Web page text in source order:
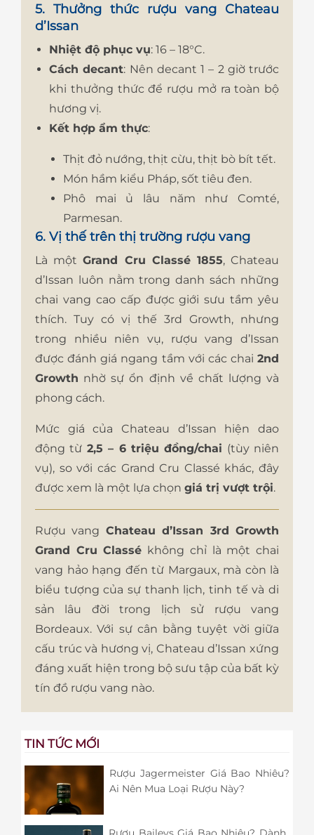
5. Thưởng thức rượu vang Chateau
d’Issan
Nhiệt độ phục vụ: 16 – 18°C.
Cách decant: Nên decant 1 – 2 giờ trước
khi thưởng thức để rượu mở ra toàn bộ
hương vị.
Kết hợp ẩm thực:
Thịt đỏ nướng, thịt cừu, thịt bò bít tết.
Món hầm kiểu Pháp, sốt tiêu đen.
Phô mai ủ lâu năm như Comté,
Parmesan.
6. Vị thế trên thị trường rượu vang
Là mộtGrand Cru Classé 1855, Chateau
d’Issan luôn nằm trong danh sách những
chai vang cao cấp được giới sưu tầm yêu
thích. Tuy có vị thế 3rd Growth, nhưng
trong nhiều niên vụ, rượu vang d’Issan
được đánh giá ngang tầm với các chai 2nd
Growth nhờ sự ổn định về chất lượng và
phong cách.
Mức giá của Chateau d’Issan hiện dao
động từ 2,5 – 6 triệu đồng/chai (tùy niên
vụ), so với các Grand Cru Classé khác, đây
được xem là một lựa chọn giá trị vượt trội.
Rượu vang Chateau d’Issan 3rd Growth
Grand Cru Classé không chỉ là một chai
vang hảo hạng đến từ Margaux, mà còn là
biểu tượng của sự thanh lịch, tinh tế và di
sản lâu đời trong lịch sử rượu vang
Bordeaux. Với sự cân bằng tuyệt vời giữa
cấu trúc và hương vị, Chateau d’Issan xứng
đáng xuất hiện trong bộ sưu tập của bất kỳ
tín đồ rượu vang nào.
TIN TỨC MỚI
Rượu Jagermeister Giá Bao Nhiêu?
Ai Nên Mua Loại Rượu Này?